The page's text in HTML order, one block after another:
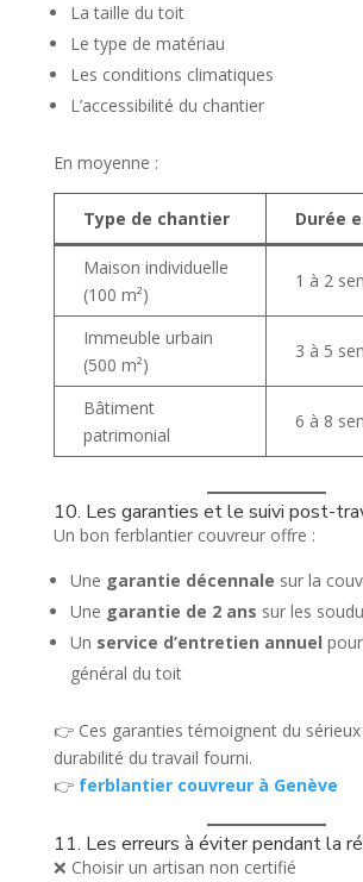
La taille du toit
Le type de matériau
Les conditions climatiques
L’accessibilité du chantier
En moyenne :
Type de chantier Durée
Maison individuelle
(100 m²)
1 à 2
Immeuble urbain
(500 m²)
3 à 5
Bâtiment
patrimonial
6 à 8
10. Les garanties et le suivi post-
Un bon ferblantier couvreur offre :
Une garantie décennale sur la
Une garantie de 2 ans sur les
Un service d’entretien annuel
général du toit
👉 Ces garanties témoignent du
durabilité du travail fourni.
👉 ferblantier couvreur à Genève
11. Les erreurs à éviter pendant la
❌ Choisir un artisan non certifié